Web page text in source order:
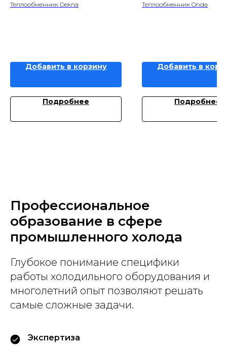
Теплообменник Dekna
Добавить в корзину
Подробнее
Теплообменник Onda
Добавить в
Подробнее
Профессиональное
образование в сфере
промышленного холода
Глубокое понимание специфики
работы холодильного оборудования и
многолетний опыт позволяют решать
самые сложные задачи.
Экспертиза